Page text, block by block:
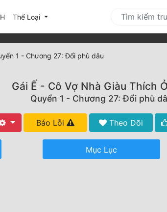
Thể Loại
1 - Chương 27: Đổi phù dâu
Gái Ế - Cô Vợ Nhà Giàu Thích
Quyển 1 - Chương 27: Đổi phù
Báo Lỗi Theo Dõi
Mục Lục